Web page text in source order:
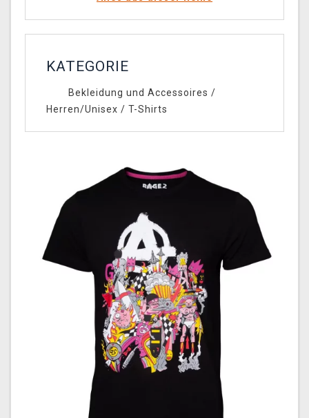
KATEGORIE
Bekleidung und Accessoires /
Herren/Unisex / T-Shirts